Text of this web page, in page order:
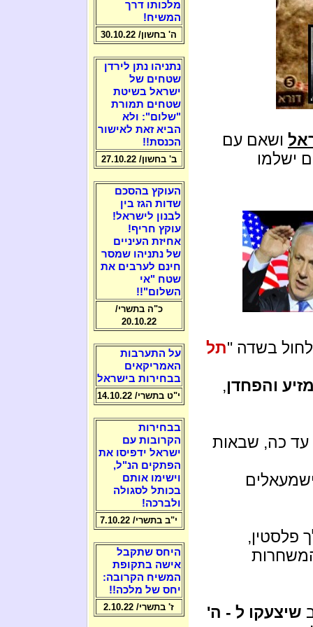
ושאם עם
ישלמו
בשדה "תל
והפחדן,
עד כה, שבאות
פלסטין,
שיצעקו ל - ה'
מלכותו דרך
המשיח!
ה' בחשון/ 30.10.22
נתניהו נתן לירדן
שטחים של
ישראל בשיטת
שטחים תמורת
"שלום": ולא
הביא זאת לאישור
הכנסת!!
ב' בחשון/ 27.10.22
העוקץ בהסכם
שדות הגז בין
לבנון לישראל!
עוקץ חריף!
אחיזת העיניים
של נתניהו שמסר
חינם לערבים את
שטח "אי
השלום"!!
כ"ה בתשרי/
20.10.22
על התערבות
האמריקאים
בבחירות בישראל
י"ט בתשרי/ 14.10.22
בבחירות
הקרובות עם
ישראל ידפיסו את
הפתקים הנ"ל,
וישימו אותם
בכותל לסגולה
ולברכה!
י"ב בתשרי/ 7.10.22
היחס שתקבל
אישה בתקופת
המשיח הקרובה:
יחס של מלכה!!
ז' בתשרי/ 2.10.22